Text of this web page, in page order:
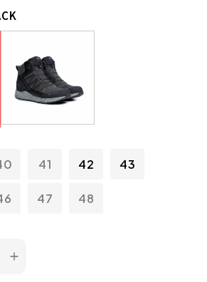
41 42 43
47 48